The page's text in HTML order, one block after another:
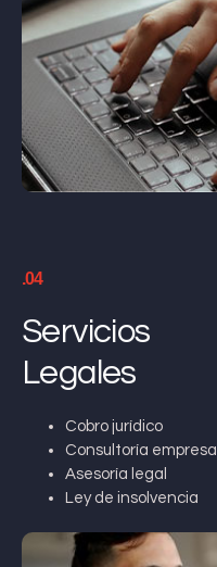
.04
Servicios
Legales
Cobro jurídico
Consultoría
Asesoría legal
Ley de insolvencia